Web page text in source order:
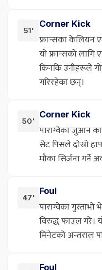
51'
Corner Kick
फ्रान्सका केलियन
यो फ्रान्सको
किनकि उनीहरूले
गरिरहेका छन्।
50'
Corner Kick
पाराग्वेका जुआन
सेट पिसले दोस्रो
मौका सिर्जना गर्ने
47'
Foul
पाराग्वेका
विरुद्ध फाउल गरे।
मिनेटको अन्तराल
Foul